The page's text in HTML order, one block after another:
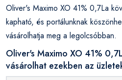
Oliver's Maximo XO 41% 0,7La
kapható, és portálunknak
vásárolhatja meg a legolcsóbban.
Oliver's Maximo XO 41%
vásárolhat ezekben az